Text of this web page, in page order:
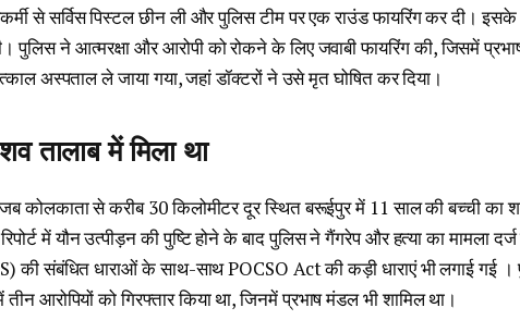
से सर्विस पिस्टल छीन ली और पुलिस टीम पर एक राउंड फायरिंग कर दी। इसके
ने आत्मरक्षा और आरोपी को रोकने के लिए जवाबी फायरिंग की, जिसमें
अस्पताल ले जाया गया, जहां डॉक्टरों ने उसे मृत घोषित कर दिया।
तालाब में मिला था
जब कोलकाता से करीब 30 किलोमीटर दूर स्थित बरूईपुर में 11 साल की बच्ची का
में यौन उत्पीड़न की पुष्टि होने के बाद पुलिस ने गैंगरेप और हत्या का मामला
की संबंधित धाराओं के साथ-साथ POCSO Act की कड़ी धाराएं भी लगाई गई ।
आरोपियों को गिरफ्तार किया था, जिनमें प्रभाष मंडल भी शामिल था।